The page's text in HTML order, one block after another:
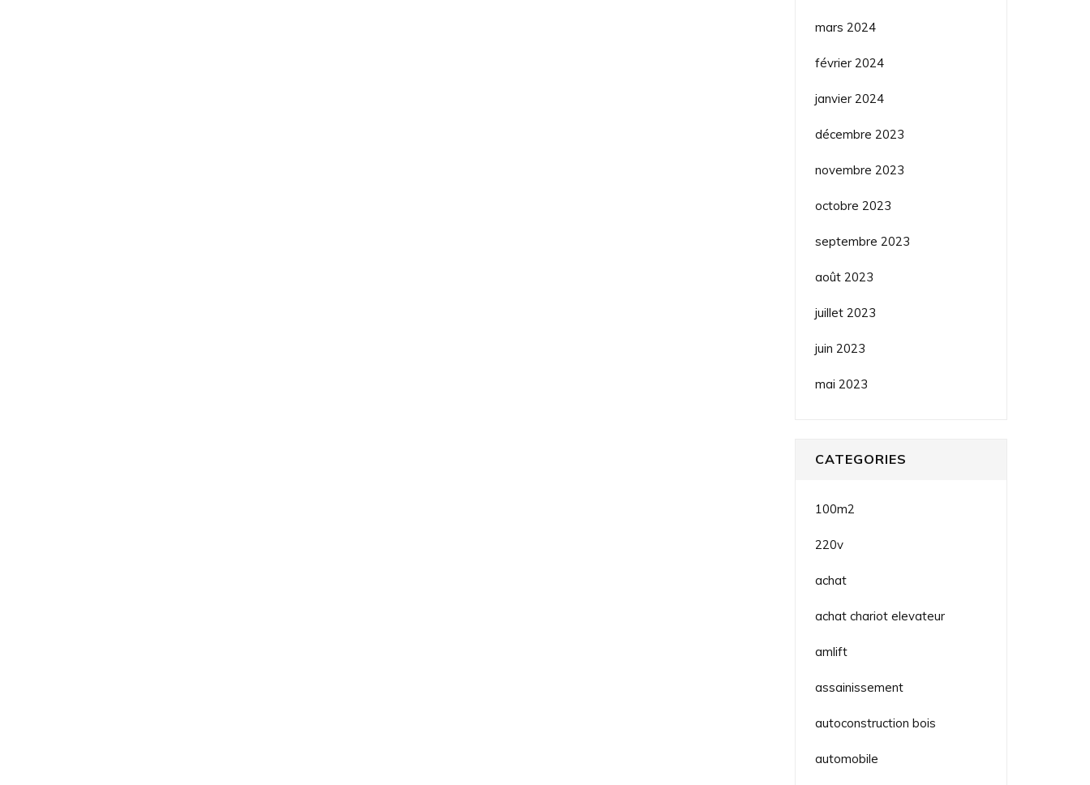
mars 2024
février 2024
janvier 2024
décembre 2023
novembre 2023
octobre 2023
septembre 2023
août 2023
juillet 2023
juin 2023
mai 2023
CATEGORIES
100m2
220v
achat
achat chariot elevateur
amlift
assainissement
autoconstruction bois
automobile